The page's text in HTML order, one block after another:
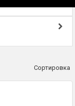
Сортировка